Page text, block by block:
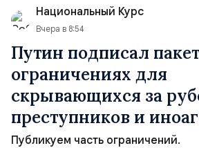
имущества ВСУ; Сортировочны...
Национальный Курс
Вчера в 8:54
Путин подписал
ограничениях для
скрывающихся за
преступников и
Публикуем часть ограничений.